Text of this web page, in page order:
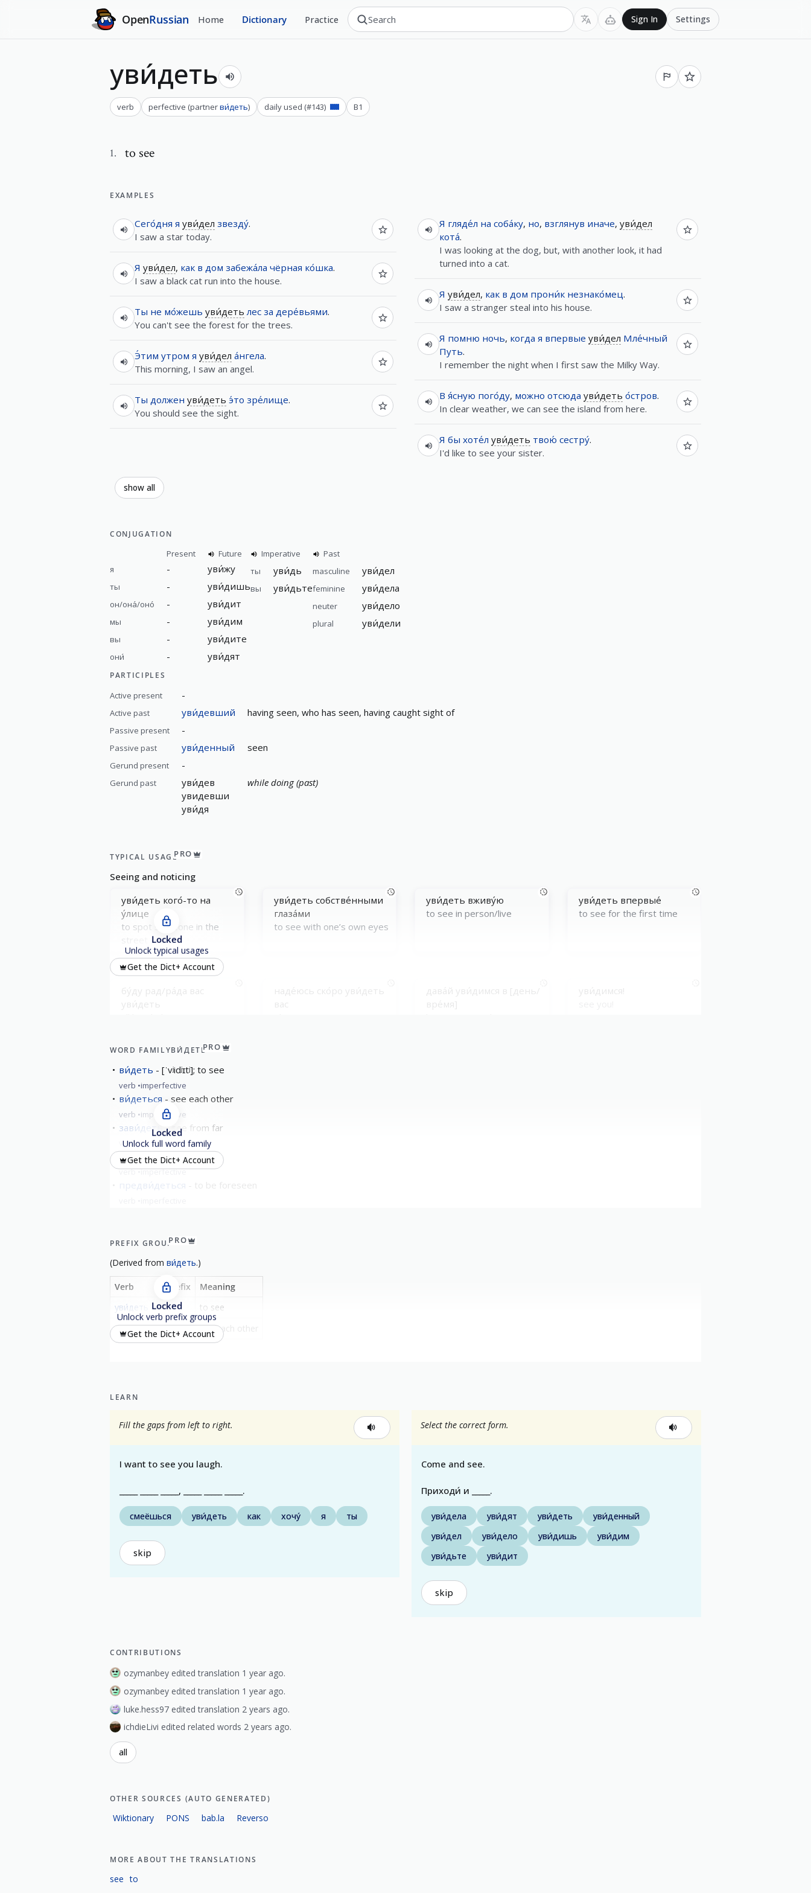
OpenRussian Home Dictionary Practice Sign In Settings
уви́деть
verb perfective (partnerви́деть) daily used (#143) B1
1. to see
EXAMPLES
Сего́дня я уви́дел звезду́.
I saw a star today.
Я уви́дел, как в дом забежа́ла чёрная ко́шка.
I saw a black cat run into the house.
Ты не мо́жешь уви́деть лес за дере́вьями.
You can't see the forest for the trees.
Э́тим утром я уви́дел а́нгела.
This morning, I saw an angel.
Ты должен уви́деть э́то зре́лище.
You should see the sight.
Я гляде́л на соба́ку, но, взглянув иначе, уви́дел
кота́.
I was looking at the dog, but, with another look, it had
turned into a cat.
Я уви́дел, как в дом прони́к незнако́мец.
I saw a stranger steal into his house.
Я помню ночь, когда я впервые уви́дел Мле́чный
Путь.
I remember the night when I first saw the Milky Way.
В я́сную пого́ду, можно отсюда уви́деть о́стров.
In clear weather, we can see the island from here.
Я бы хоте́л уви́деть твою́ сестру́.
I'd like to see your sister.
show all
CONJUGATION
Present
Future
я
- уви́жу
ты - уви́дишь
он/она́/оно́ - уви́дит
мы - уви́дим
вы - уви́дите
они́ - уви́дят
Imperative
ты
уви́дь
вы уви́дьте
Past
masculine
уви́дел
feminine уви́дела
neuter уви́дело
plural уви́дели
PARTICIPLES
Active present -
Active past уви́девший having seen, who has seen, having caught sight of
Passive present -
Passive past уви́денный seen
Gerund present -
Gerund past
уви́дев
увидевши
уви́дя
while doing (past)
TYPICAL USAGEPRO
Seeing and noticing
уви́деть кого́-то на
у́лице
to spot someone in the
street
уви́деть собстве́нными
глаза́ми
to see with one’s own eyes
уви́деть вживу́ю
to see in person/live
уви́деть впервые́
to see for the first time
Meeting and plans
Witnessing and realizing
уви́деть, что...
to see that...
Locked
Unlock typical usages
Get the Dict+ Account
WORD FAMILYВИ́ДЕТЬPRO
ви́деть [ˈvʲidʲɪtʲ]; to see
verb imperfective
ви́деться see each other
verb imperfective
зави́деть see from far
verb perfective
предви́деть foresee
verb imperfective
предви́деться
Locked
Unlock full word family
Get the Dict+ Account
PREFIX GROUPPRO
(Derived from ви́деть.)
Verb Prefix
Meaning
уви́деть
у-
to see
уви́деться
у- see each other
Locked
Unlock verb prefix groups
Get the Dict+ Account
LEARN
Fill the gaps from left to right.
I want to see you laugh.
_____ _____ _____, _____ _____ _____.
смеёшься уви́деть как хочу́ я ты
skip
Select the correct form.
Come and see.
Приходи́ и _____.
уви́дела уви́дят уви́деть
уви́денный
уви́дел
уви́дело уви́дишь
уви́дим
уви́дьте
уви́дит
skip
CONTRIBUTIONS
ozymanbey edited translation 1 year ago.
ozymanbey edited translation 1 year ago.
luke.hess97 edited translation 2 years ago.
ichdieLivi edited related words 2 years ago.
all
OTHER SOURCES (AUTO GENERATED)
Wiktionary PONS bab.la Reverso
MORE ABOUT THE TRANSLATIONS
see to